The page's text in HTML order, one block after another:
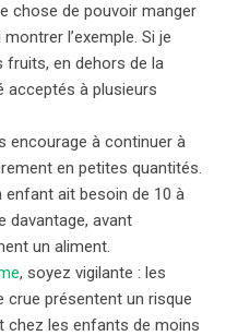
chose de pouvoir manger
l’exemple. Si je
fruits, en dehors de la
acceptés à plusieurs
encourage à continuer à
en petites quantités.
enfant ait besoin de 10 à
davantage, avant
un aliment.
, soyez vigilante : les
crue présentent un risque
chez les enfants de moins